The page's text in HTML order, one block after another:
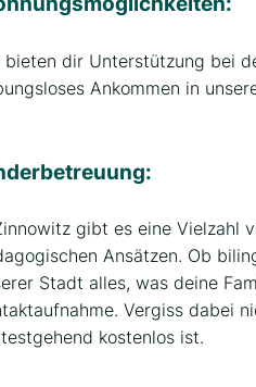
bieten dir Unterstützung bei
Ankommen in
gibt es eine Vielzahl
Ansätzen. Ob
Stadt alles, was deine
Vergiss dabei
kostenlos ist.